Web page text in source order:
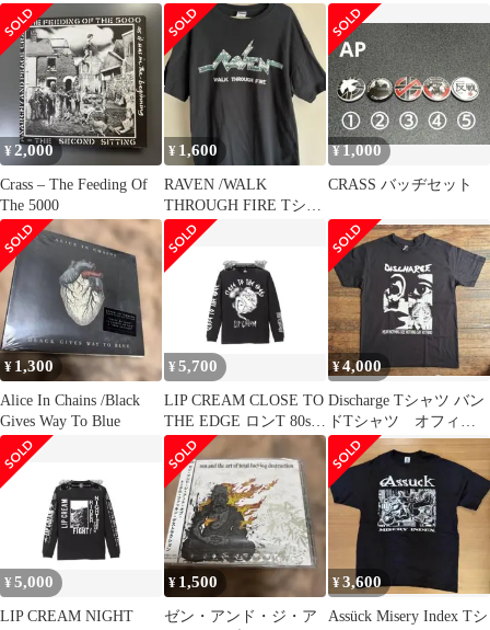
トコアグラインドコア
¥2,000
Crass – The Feeding Of
The 5000
¥ 1,600
RAVEN /WALK
THROUGH FIRE Tシャ
ツ/レイヴン
¥1,000
CRASS バッヂセット
¥ 1,300
Alice In Chains /Black
Gives Way To Blue
¥5,700
LIP CREAM CLOSE TO
THE EDGE ロンT 80sハ
ードコア
¥4,000
Discharge Tシャツ バン
ドTシャツ オフィシ
ャルTシャツ
¥5,000
LIP CREAM NIGHT
¥ 1,500
ゼン・アンド・ジ・ア
¥3,600
Assück Misery Index Tシ